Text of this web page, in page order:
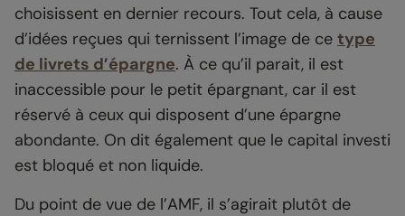
choisissent en dernier recours. Tout cela, à cause
d’idées reçues qui ternissent l’image de ce type
de livrets d’épargne. À ce qu’il parait, il est
inaccessible pour le petit épargnant, car il est
réservé à ceux qui disposent d’une épargne
abondante. On dit également que le capital investi
est bloqué et non liquide.
Du point de vue de l’AMF, il s’agirait plutôt de